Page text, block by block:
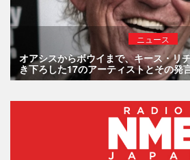
ニュース
オアシスからボウイまで、キース・リ
き下ろした17のアーティストとその発